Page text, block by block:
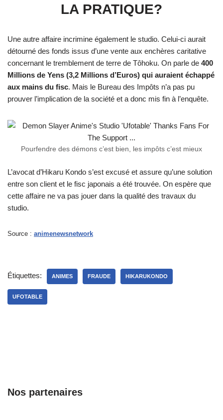
LA PRATIQUE?
Une autre affaire incrimine également le studio. Celui-ci aurait
détourné des fonds issus d’une vente aux enchères caritative
concernant le tremblement de terre de Tôhoku. On parle de 400
Millions de Yens (3,2 Millions d’Euros) qui auraient échappé
aux mains du fisc. Mais le Bureau des Impôts n’a pas pu
prouver l’implication de la société et a donc mis fin à l’enquête.
Pourfendre des démons c’est bien, les impôts c’est mieux
L’avocat d’Hikaru Kondo s’est excusé et assure qu’une solution
entre son client et le fisc japonais a été trouvée. On espère que
cette affaire ne va pas jouer dans la qualité des travaux du
studio.
Source : animenewsnetwork
Étiquettes: ANIMES FRAUDE HIKARUKONDO
UFOTABLE
Nos partenaires